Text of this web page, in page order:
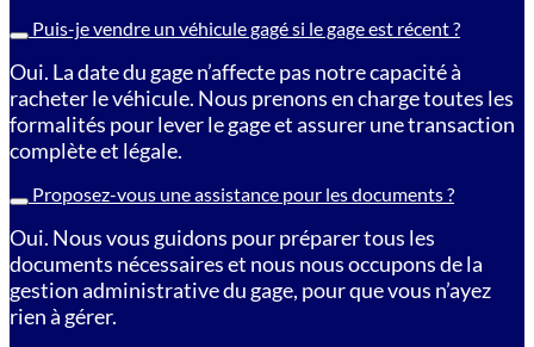
Puis-je vendre un véhicule gagé si le gage est récent ?
Oui. La date du gage n’affecte pas notre capacité à
racheter le véhicule. Nous prenons en charge toutes les
formalités pour lever le gage et assurer une transaction
complète et légale.
Proposez-vous une assistance pour les documents ?
Oui. Nous vous guidons pour préparer tous les
documents nécessaires et nous nous occupons de la
gestion administrative du gage, pour que vous n’ayez
rien à gérer.